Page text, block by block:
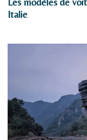
Italie